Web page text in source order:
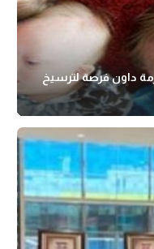
داون فرصة لترسيخ